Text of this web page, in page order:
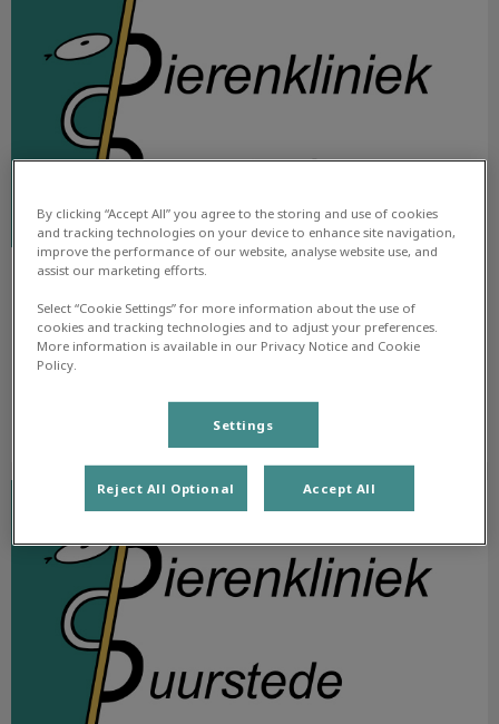
Lees de nieuwsbrief van juli 2022
Lees hier meer over
Nieuwsbrief juni 2022
By clicking “Accept All” you agree to the storing and use of cookies
and tracking technologies on your device to enhance site navigation,
improve the performance of our website, analyse website use, and
assist our marketing efforts.
Select “Cookie Settings” for more information about the use of
cookies and tracking technologies and to adjust your preferences.
More information is available in our Privacy Notice and Cookie
Policy.
Settings
Reject All Optional Accept All